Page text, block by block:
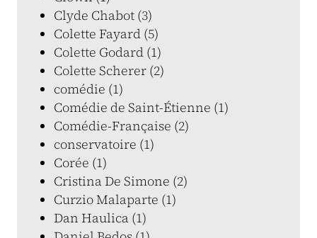
Clyde Chabot (3)
Colette Fayard (5)
Colette Godard (1)
Colette Scherer (2)
comédie (1)
Comédie de Saint-Étienne (1)
Comédie-Française (2)
conservatoire (1)
Corée (1)
Cristina De Simone (2)
Curzio Malaparte (1)
Dan Haulica (1)